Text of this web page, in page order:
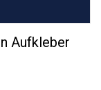
Aufkleber